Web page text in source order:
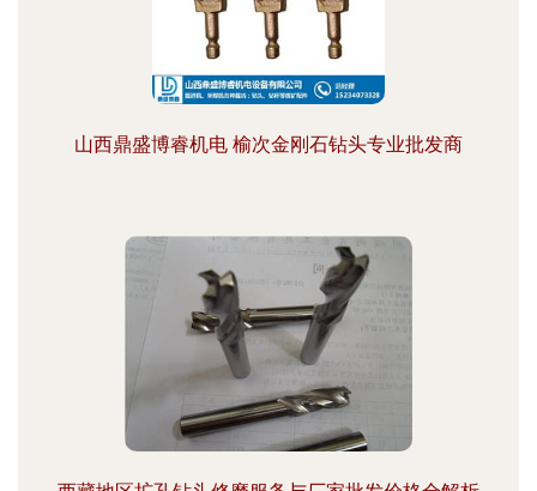
山西鼎盛博睿机电 榆次金刚石钻头专业批发商